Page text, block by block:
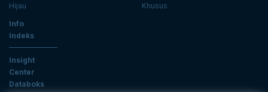
Hijau
Khusus
Info
Indeks
Insight
Center
Databoks